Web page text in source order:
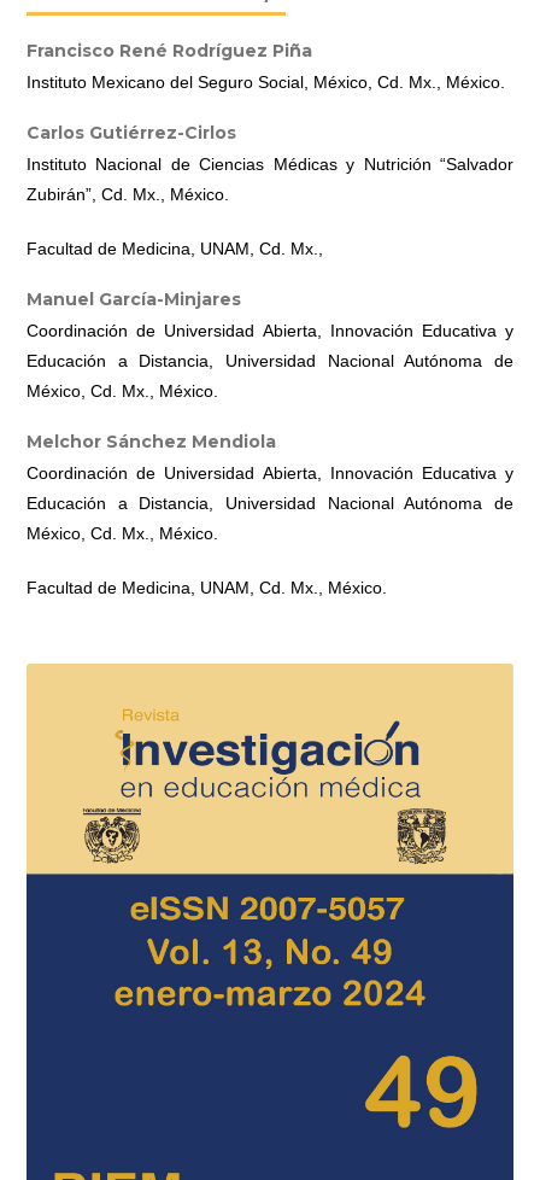
Francisco René Rodríguez Piña
Instituto Mexicano del Seguro Social, México, Cd. Mx., México.
Carlos Gutiérrez-Cirlos
Instituto Nacional de Ciencias Médicas y Nutrición “Salvador
Zubirán”, Cd. Mx., México.
Facultad de Medicina, UNAM, Cd. Mx.,
Manuel García-Minjares
Coordinación de Universidad Abierta, Innovación Educativa y
Educación a Distancia, Universidad Nacional Autónoma de
México, Cd. Mx., México.
Melchor Sánchez Mendiola
Coordinación de Universidad Abierta, Innovación Educativa y
Educación a Distancia, Universidad Nacional Autónoma de
México, Cd. Mx., México.
Facultad de Medicina, UNAM, Cd. Mx., México.